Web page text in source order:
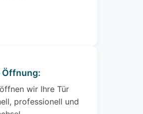
wir Ihre Tür
professionell und